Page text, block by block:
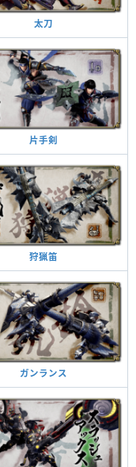
太刀
片手剣
狩猟笛
ガンランス